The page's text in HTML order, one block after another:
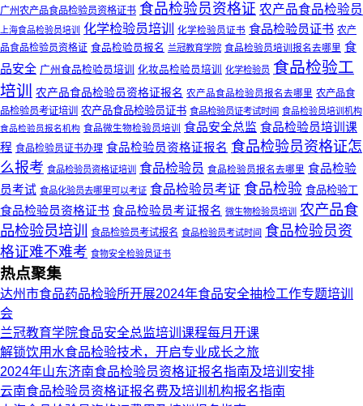
广州农产品食品检验员资格证书 食品检验员资格证 农产品食品检验员
上海食品检验员培训 化学检验员培训 化学检验员证书 食品检验员证书 农产
品食品检验员资格证 食品检验员报名 兰冠教育学院 食品检验员培训报名去哪里 食
品安全 广州食品检验员培训 化妆品检验员培训 化学检验员 食品检验工
培训
农产品食品检验员资格证报名 农产品食品检验员报名去哪里 农产品食
品检验员考证培训 农产品食品检验员证书 食品检验员证考试时间 食品检验员培训机构
食品检验员报名机构 食品微生物检验员培训 食品安全总监 食品检验员培训课
程 食品检验员证书办理 食品检验员资格证报名 食品检验员资格证怎
么报考 食品检验员资格证培训 食品检验员 食品检验员报名去哪里 食品检验
员考试 食品化验员去哪里可以考证 食品检验员考证 食品检验 食品检验工
食品检验员资格证书 食品检验员考证报名 微生物检验员培训
农产品食
品检验员培训
食品检验员考试报名 食品检验员考试时间 食品检验员资
格证难不难考 食物安全检验员证书
热点聚集
达州市食品药品检验所开展2024年食品安全抽检工作专题培训
会
兰冠教育学院食品安全总监培训课程每月开课
解锁饮用水食品检验技术，开启专业成长之旅
2024年山东济南食品检验员资格证报名指南及培训安排
云南食品检验员资格证报名费及培训机构报名指南